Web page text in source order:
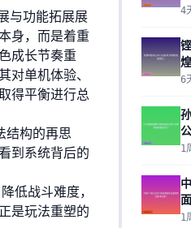
功能拓展展
身，而是着重
成长节奏重
对单机体验、
得平衡进行总
结构的再思
到系统背后的
低战斗难度，
是玩法重塑的
4
6
1
1